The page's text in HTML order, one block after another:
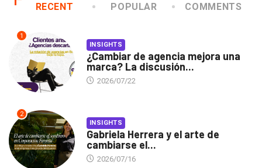
RECENT POPULAR COMMENTS
1
INSIGHTS
¿Cambiar de agencia mejora una
marca? La discusión...
2026/07/22
2
INSIGHTS
Gabriela Herrera y el arte de
cambiarse el...
2026/07/16